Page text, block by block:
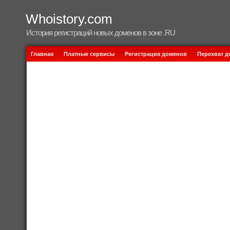
Whoistory.com
История регистраций новых доменов в зоне .RU
Главная Платные сервисы Регистрация доменов Перехват